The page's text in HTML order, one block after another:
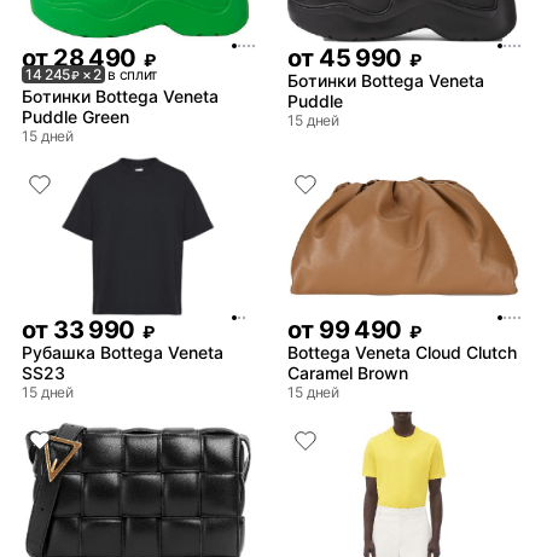
от 28 490 ₽
14 245₽ × 2 в сплит
Ботинки Bottega Veneta
Puddle Green
15 дней
от 45 990 ₽
Ботинки Bottega Veneta
Puddle
15 дней
от 33 990 ₽
Рубашка Bottega Veneta
SS23
15 дней
от 99 490 ₽
Bottega Veneta Cloud Clutch
Caramel Brown
15 дней